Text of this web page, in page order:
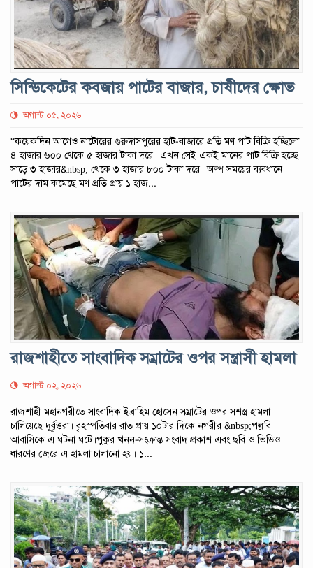
সিন্ডিকেটের কবজায় পাটের বাজার, চাষীদের ক্ষোভ
অগাস্ট ০৫, ২০২৬
“কয়েকদিন আগেও নাটোরের গুরুদাসপুরের হাট-বাজারে প্রতি মণ পাট বিক্রি হচ্ছিলো
৪ হাজার ৬০০ থেকে ৫ হাজার টাকা দরে। এখন সেই একই মানের পাট বিক্রি হচ্ছে
সাড়ে ৩ হাজার&nbsp; থেকে ৩ হাজার ৮০০ টাকা দরে। অল্প সময়ের ব্যবধানে
পাটের দাম কমেছে মণ প্রতি প্রায় ১ হাজ...
রাজশাহীতে সাংবাদিক সম্রাটের ওপর সন্ত্রাসী হামলা
অগাস্ট ০২, ২০২৬
রাজশাহী মহানগরীতে সাংবাদিক ইব্রাহিম হোসেন সম্রাটের ওপর সশস্ত্র হামলা
চালিয়েছে দুর্বৃত্তরা। বৃহস্পতিবার রাত প্রায় ১০টার দিকে নগরীর &nbsp;পল্লবি
আবাসিকে এ ঘটনা ঘটে।পুকুর খনন-সংক্রান্ত সংবাদ প্রকাশ এবং ছবি ও ভিডিও
ধারণের জেরে এ হামলা চালানো হয়। ১...